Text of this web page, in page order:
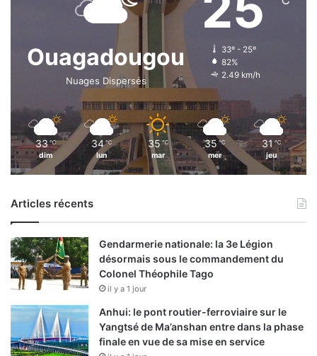
Ouagadougou
Nuages Dispersés
33º - 25º
82%
2.49 km/h
33 ℃
dim
34 ℃
lun
35 ℃
mar
35 ℃
mer
31 ℃
jeu
Articles récents
Gendarmerie nationale: la 3e Légion
désormais sous le commandement du
Colonel Théophile Tago
il y a 1 jour
Anhui: le pont routier-ferroviaire sur le
Yangtsé de Ma’anshan entre dans la phase
finale en vue de sa mise en service